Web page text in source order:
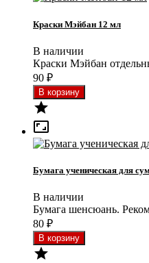
Краски Мэйбан 12 мл
В наличии
Краски Мэйбан
90 ₽


Бумага ученическая для
В наличии
Бумага шенсюань.
80 ₽
